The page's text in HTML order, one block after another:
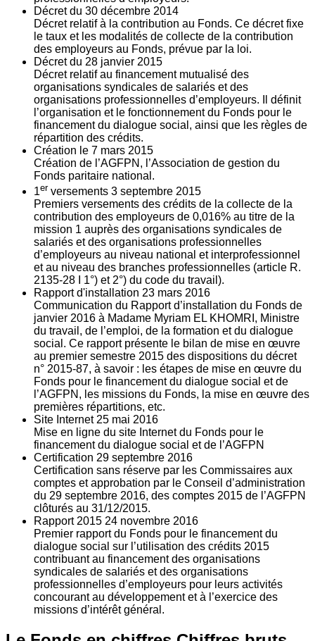
Décret du 30 décembre 2014
Décret relatif à la contribution au Fonds. Ce décret fixe
le taux et les modalités de collecte de la contribution
des employeurs au Fonds, prévue par la loi.
Décret du 28 janvier 2015
Décret relatif au financement mutualisé des
organisations syndicales de salariés et des
organisations professionnelles d’employeurs. Il définit
l’organisation et le fonctionnement du Fonds pour le
financement du dialogue social, ainsi que les règles de
répartition des crédits.
Création le 7 mars 2015
Création de l’AGFPN, l’Association de gestion du
Fonds paritaire national.
1er versements 3 septembre 2015
Premiers versements des crédits de la collecte de la
contribution des employeurs de 0,016% au titre de la
mission 1 auprès des organisations syndicales de
salariés et des organisations professionnelles
d’employeurs au niveau national et interprofessionnel
et au niveau des branches professionnelles (article R.
2135‐28 I 1°) et 2°) du code du travail).
Rapport d'installation 23 mars 2016
Communication du Rapport d’installation du Fonds de
janvier 2016 à Madame Myriam EL KHOMRI, Ministre
du travail, de l’emploi, de la formation et du dialogue
social. Ce rapport présente le bilan de mise en œuvre
au premier semestre 2015 des dispositions du décret
n° 2015-87, à savoir : les étapes de mise en œuvre du
Fonds pour le financement du dialogue social et de
l’AGFPN, les missions du Fonds, la mise en œuvre des
premières répartitions, etc.
Site Internet 25 mai 2016
Mise en ligne du site Internet du Fonds pour le
financement du dialogue social et de l’AGFPN
Certification 29 septembre 2016
Certification sans réserve par les Commissaires aux
comptes et approbation par le Conseil d’administration
du 29 septembre 2016, des comptes 2015 de l’AGFPN
clôturés au 31/12/2015.
Rapport 2015 24 novembre 2016
Premier rapport du Fonds pour le financement du
dialogue social sur l’utilisation des crédits 2015
contribuant au financement des organisations
syndicales de salariés et des organisations
professionnelles d’employeurs pour leurs activités
concourant au développement et à l’exercice des
missions d’intérêt général.